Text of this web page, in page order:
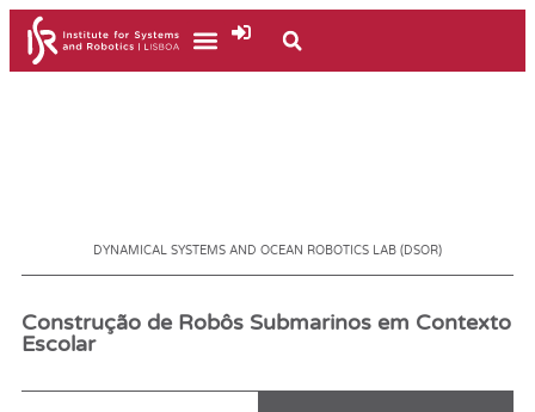
DYNAMICAL SYSTEMS AND OCEAN ROBOTICS LAB (DSOR)
Construção de Robôs Submarinos em Contexto
Escolar